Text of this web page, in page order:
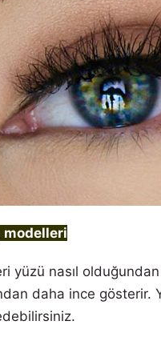
modelleri
yüzü nasıl
daha ince gösterir.